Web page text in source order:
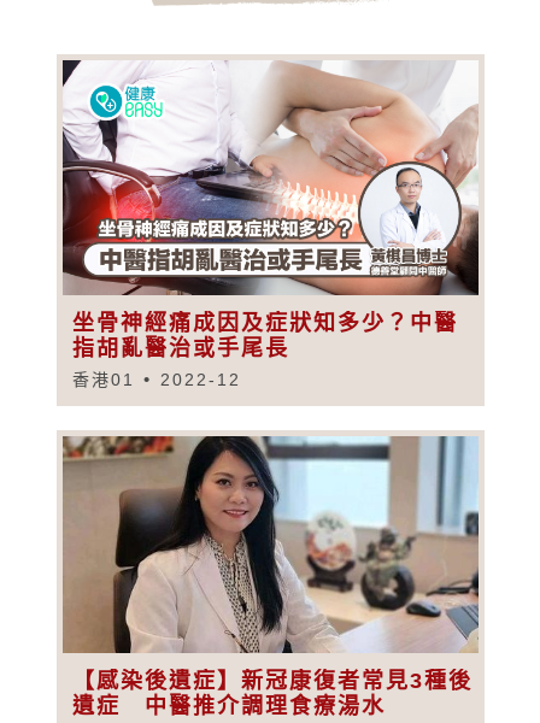
坐骨神經痛成因及症狀知多少？中醫
指胡亂醫治或手尾長
香港01 2022-12
【感染後遺症】新冠康復者常見3種後
遺症 中醫推介調理食療湯水